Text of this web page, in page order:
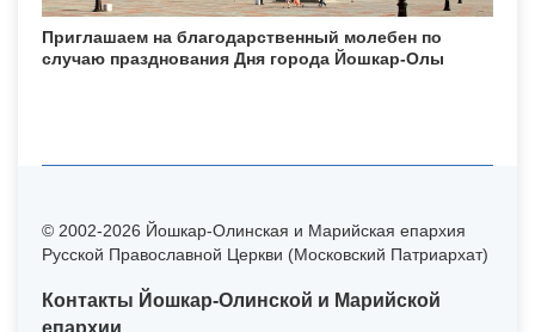
Приглашаем на благодарственный молебен по
случаю празднования Дня города Йошкар-Олы
© 2002-2026 Йошкар-Олинская и Марийская епархия
Русской Православной Церкви (Московский Патриархат)
Контакты Йошкар-Олинской и Марийской
епархии